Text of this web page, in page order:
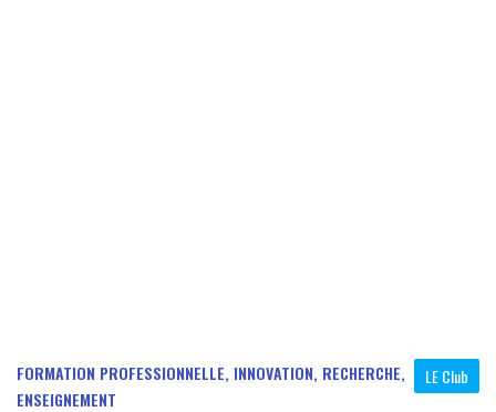
LE Club
FORMATION PROFESSIONNELLE, INNOVATION, RECHERCHE,
ENSEIGNEMENT